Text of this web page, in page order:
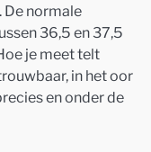
De normale
36,5 en 37,5
je meet telt
in het oor
en onder de